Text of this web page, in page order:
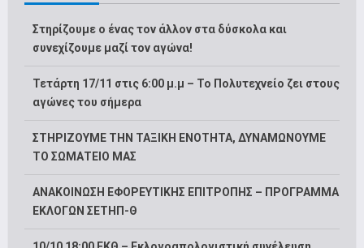
Στηρίζουμε ο ένας τον άλλον στα δύσκολα και
συνεχίζουμε μαζί τον αγώνα!
Τετάρτη 17/11 στις 6:00 μ.μ – Το Πολυτεχνείο ζει στους
αγώνες του σήμερα
ΣΤΗΡΙΖΟΥΜΕ ΤΗΝ ΤΑΞΙΚΗ ΕΝΟΤΗΤΑ, ΔΥΝΑΜΩΝΟΥΜΕ
ΤΟ ΣΩΜΑΤΕΙΟ ΜΑΣ
ΑΝΑΚΟΙΝΩΣΗ ΕΦΟΡΕΥΤΙΚΗΣ ΕΠΙΤΡΟΠΗΣ – ΠΡΟΓΡΑΜΜΑ
ΕΚΛΟΓΩΝ ΣΕΤΗΠ-Θ